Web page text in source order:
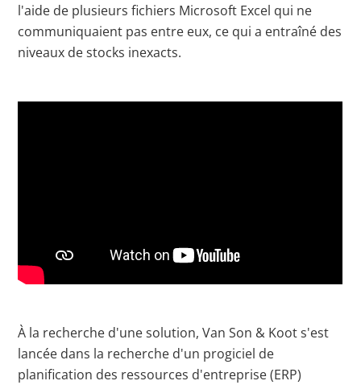
l'aide de plusieurs fichiers Microsoft Excel qui ne
communiquaient pas entre eux, ce qui a entraîné des
niveaux de stocks inexacts.
À la recherche d'une solution, Van Son & Koot s'est
lancée dans la recherche d'un progiciel de
planification des ressources d'entreprise (ERP)